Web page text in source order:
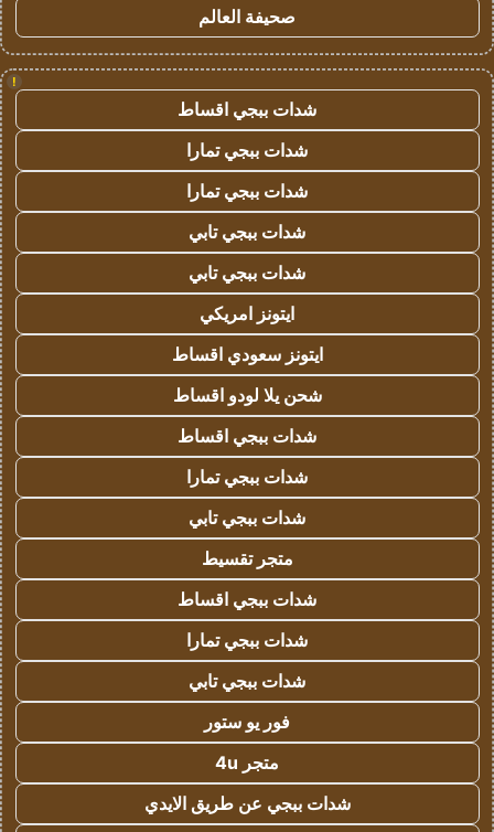
صحيفة العالم
!
شدات ببجي اقساط
شدات ببجي تمارا
شدات ببجي تمارا
شدات ببجي تابي
شدات ببجي تابي
ايتونز امريكي
ايتونز سعودي اقساط
شحن يلا لودو اقساط
شدات ببجي اقساط
شدات ببجي تمارا
شدات ببجي تابي
متجر تقسيط
شدات ببجي اقساط
شدات ببجي تمارا
شدات ببجي تابي
فور يو ستور
متجر 4u
شدات ببجي عن طريق الايدي